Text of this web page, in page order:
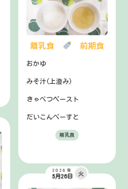
離乳食 前期食
おかゆ
みそ汁(上澄み)
きゃべつペースト
だいこんぺーすと
離乳食
2026年
5月26日
火